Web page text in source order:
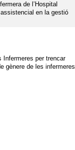
de l’Hospital
assistencial en la gestió
Infermeres per trencar
gènere de les infermeres